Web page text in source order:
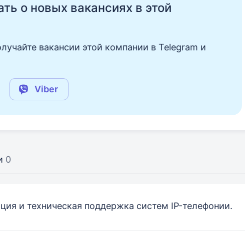
о новых вакансиях в этой
вакансии этой компании в Telegram и
Viber
0
и техническая поддержка систем IP-телефонии.